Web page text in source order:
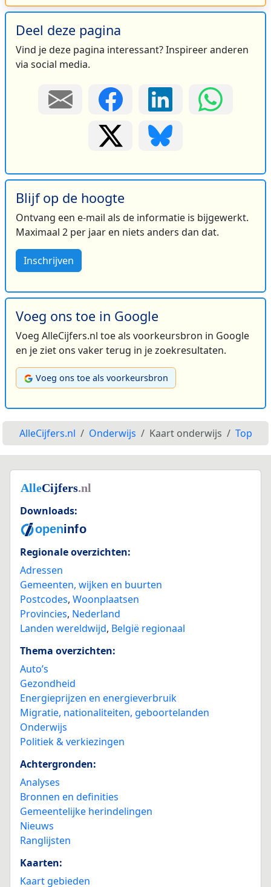
Deel deze pagina
Vind je deze pagina interessant? Inspireer anderen
via social media.
Blijf op de hoogte
Ontvang een e-mail als de informatie is bijgewerkt.
Maximaal 2 per jaar en niets anders dan dat.
Inschrijven
Voeg ons toe in Google
Voeg AlleCijfers.nl toe als voorkeursbron in Google
en je ziet ons vaker terug in je zoekresultaten.
Voeg ons toe als voorkeursbron
AlleCijfers.nl Onderwijs Kaart onderwijs Top
Downloads:
Regionale overzichten:
Adressen
Gemeenten, wijken en buurten
Postcodes, Woonplaatsen
Provincies, Nederland
Landen wereldwijd, België regionaal
Thema overzichten:
Auto’s
Gezondheid
Energieprijzen en energieverbruik
Migratie, nationaliteiten, geboortelanden
Onderwijs
Politiek & verkiezingen
Achtergronden:
Analyses
Bronnen en definities
Gemeentelijke herindelingen
Nieuws
Ranglijsten
Kaarten:
Kaart gebieden